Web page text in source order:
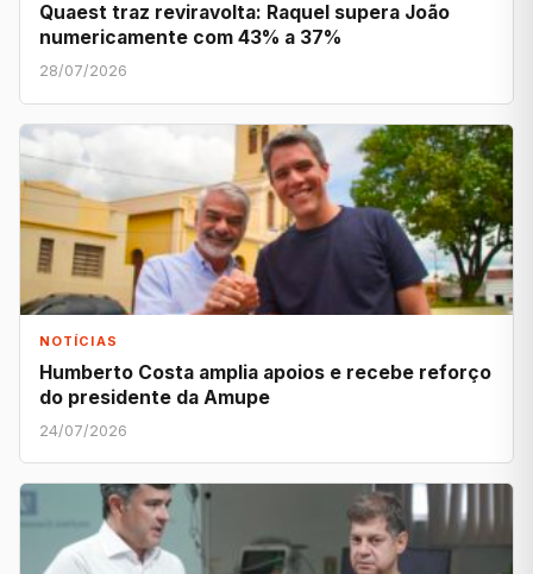
Quaest traz reviravolta: Raquel supera João
numericamente com 43% a 37%
28/07/2026
NOTÍCIAS
Humberto Costa amplia apoios e recebe reforço
do presidente da Amupe
24/07/2026